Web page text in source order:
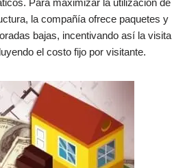
Para maximizar la utilización de
la compañía ofrece paquetes y
bajas, incentivando así la visita
el costo fijo por visitante.